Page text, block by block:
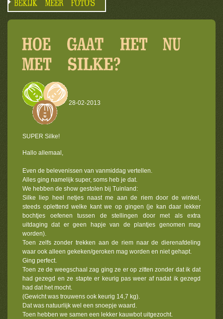
28-02-2013
SUPER Silke!
Hallo allemaal,
Even de belevenissen van vanmiddag vertellen.
Alles ging namelijk super, soms heb je dat.
We hebben de show gestolen bij Tuinland:
Silke liep heel netjes naast me aan de riem door de winkel,
steeds oplettend welke kant we op gingen (je kan daar lekker
bochtjes oefenen tussen de stellingen door met als extra
uitdaging dat er geen hapje van de plantjes genomen mag
worden).
Toen zelfs zonder trekken aan de riem naar de dierenafdeling
waar ook alleen gekeken/geroken mag worden en niet gehapt.
Ging perfect.
Toen ze de weegschaal zag ging ze er op zitten zonder dat ik dat
had gezegd en ze stapte er keurig pas weer af nadat ik gezegd
had dat het mocht.
(Gewicht was trouwens ook keurig 14,7 kg).
Dat was natuurlijk wel een snoepje waard.
Toen hebben we samen een lekker kauwbot uitgezocht.